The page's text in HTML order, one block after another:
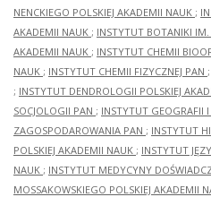
NENCKIEGO POLSKIEJ AKADEMII NAUK ;
AKADEMII NAUK ; INSTYTUT BOTANIKI IM.
AKADEMII NAUK ; INSTYTUT CHEMII
NAUK ; INSTYTUT CHEMII FIZYCZNEJ PAN ;
; INSTYTUT DENDROLOGII POLSKIEJ
SOCJOLOGII PAN ; INSTYTUT GEOGRAFII
ZAGOSPODAROWANIA PAN ; INSTYTUT
POLSKIEJ AKADEMII NAUK ; INSTYTUT
NAUK ; INSTYTUT MEDYCYNY
MOSSAKOWSKIEGO POLSKIEJ AKADEMII